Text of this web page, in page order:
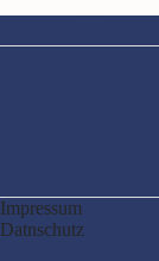
Impressum
Datnschutz